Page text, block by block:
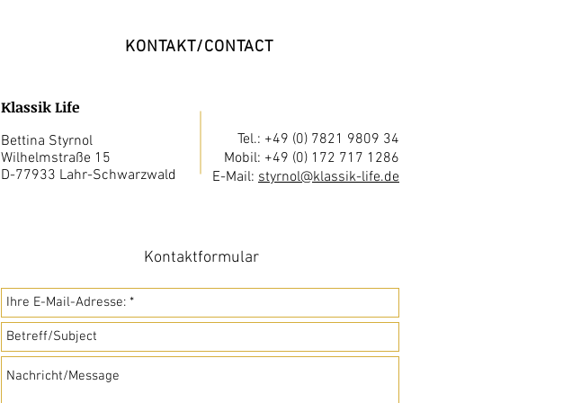
KONTAKT/CONTACT
Klassik Life
Bettina Styrnol
Wilhelmstraße 15
D-77933 Lahr-Schwarzwald
Tel.: +49 (0) 7821 9809 34
Mobil: +49 (0) 172 717 1286
E-Mail: styrnol@klassik-life.de
Kontaktformular